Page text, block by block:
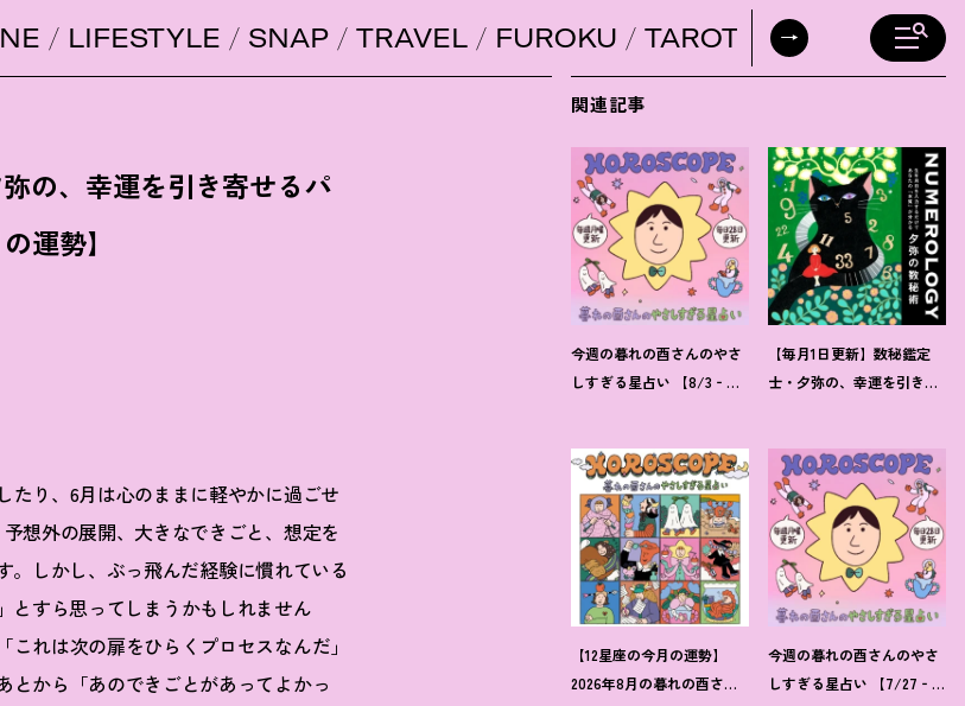
LIFESTYLE SNAP TRAVEL FUROKU TAROT DAILY
の、幸運を引き寄せるパ
運勢】
り、6月は心のままに軽やかに過ごせ
想外の展開、大きなできごと、想定を
。しかし、ぶっ飛んだ経験に慣れている
」とすら思ってしまうかもしれません
これは次の扉をひらくプロセスなんだ」
とから「あのできごとがあってよかっ
関連記事
今週の暮れの酉さんのやさ
しすぎる星占い 【8/3‐
【毎月1日更新】数秘鑑定
士・夕弥の、幸運を引き寄
【12星座の今月の運勢】
2026年8月の暮れの酉さん
今週の暮れの酉さんのやさ
しすぎる星占い 【7/27‐